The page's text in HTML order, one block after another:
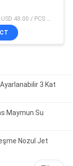
3 Kat
Maymun Su
Nozul Jet